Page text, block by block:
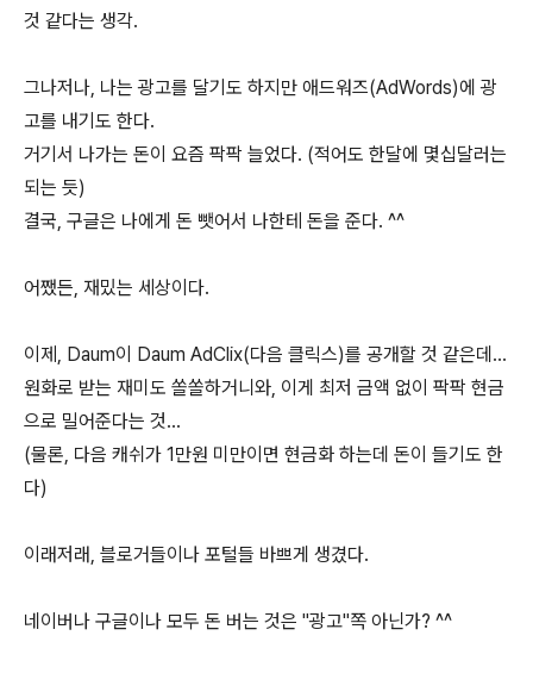
것 같다는 생각.
그나저나, 나는 광고를 달기도 하지만 애드워즈(AdWords)에 광
고를 내기도 한다.
거기서 나가는 돈이 요즘 팍팍 늘었다. (적어도 한달에 몇십달러는
되는 듯)
결국, 구글은 나에게 돈 뺏어서 나한테 돈을 준다. ^^
어쨌든, 재밌는 세상이다.
이제, Daum이 Daum AdClix(다음 클릭스)를 공개할 것 같은데...
원화로 받는 재미도 쏠쏠하거니와, 이게 최저 금액 없이 팍팍 현금
으로 밀어준다는 것...
(물론, 다음 캐쉬가 1만원 미만이면 현금화 하는데 돈이 들기도 한
다)
이래저래, 블로거들이나 포털들 바쁘게 생겼다.
네이버나 구글이나 모두 돈 버는 것은 "광고"쪽 아닌가? ^^